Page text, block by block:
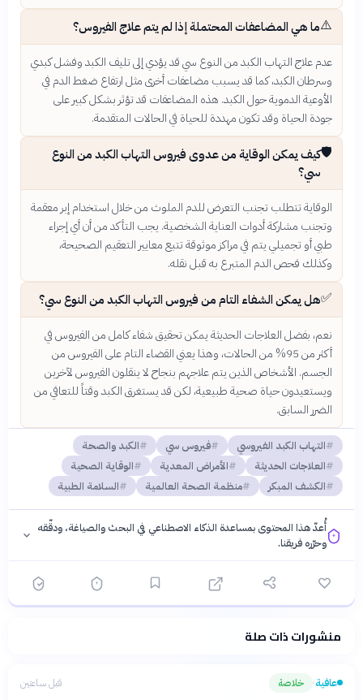
⚠️ما هي المضاعفات المحتملة إذا لم يتم علاج الفيروس؟
عدم علاج التهاب الكبد من النوع سي قد يؤدي إلى تليف الكبد وفشل كبدي
وسرطان الكبد، كما قد يسبب مضاعفات أخرى مثل ارتفاع ضغط الدم في
الأوعية الدموية حول الكبد. هذه المضاعفات قد تؤثر بشكل كبير على
جودة الحياة وقد تكون مهددة للحياة في الحالات المتقدمة.
🛡️كيف يمكن الوقاية من عدوى فيروس التهاب الكبد من النوع
سي؟
الوقاية تتطلب تجنب التعرض للدم الملوث من خلال استخدام إبر معقمة
وتجنب مشاركة أدوات العناية الشخصية. يجب التأكد من أن أي إجراء
طبي أو تجميلي يتم في مراكز موثوقة تتبع معايير التعقيم الصحيحة،
وكذلك فحص الدم المتبرع به قبل نقله.
✅هل يمكن الشفاء التام من فيروس التهاب الكبد من النوع سي؟
نعم، بفضل العلاجات الحديثة يمكن تحقيق شفاء كامل من الفيروس في
أكثر من 95% من الحالات، وهذا يعني القضاء التام على الفيروس من
الجسم. الأشخاص الذين يتم علاجهم بنجاح لا ينقلون الفيروس لآخرين
ويستعيدون حياة صحية طبيعية، لكن قد يستغرق الكبد وقتاً للتعافي من
الضرر السابق.
التهاب الكبد الفيروسي فيروس سي
الكبد والصحة
العلاجات الحديثة
الأمراض المعدية
الوقاية الصحية
الكشف المبكر
منظمة الصحة العالمية السلامة الطبية
أُعدّ هذا المحتوى بمساعدة الذكاء الاصطناعي في البحث والصياغة، ودقّقه
وحرّره فريقنا.
فلسفتنا المعرفية· سياسة الذكاء الاصطناعيمنشورات ذات صلة
عافية› خلاصة قبل ساعتين